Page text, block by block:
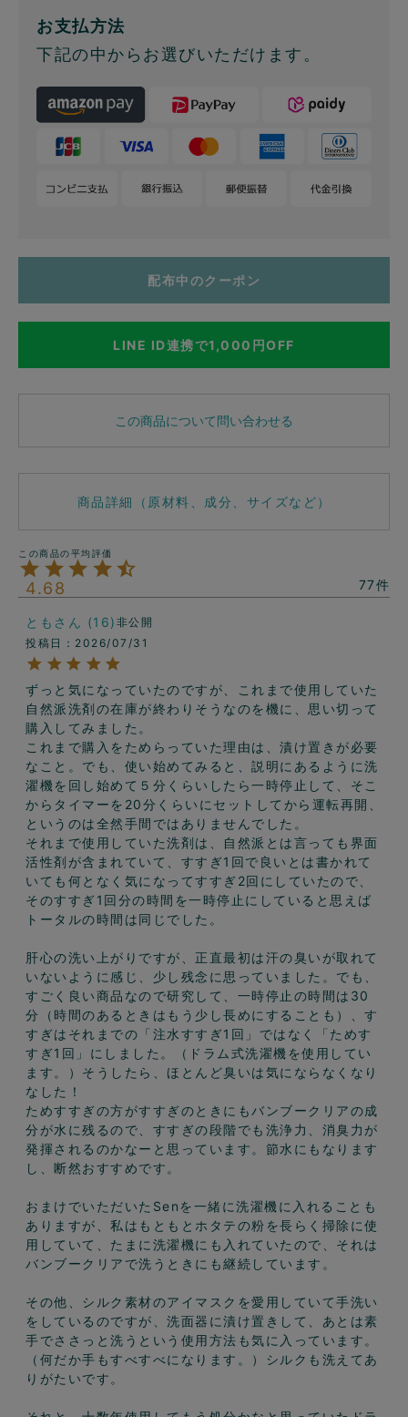
お支払方法
下記の中からお選びいただけます。
配布中のクーポン
LINE ID連携で1,000円OFF
この商品について問い合わせる
商品詳細（原材料、成分、サイズなど）
4.68 77
とも 16 非公開
投稿日
2026/07/31
ずっと気になっていたのですが、これまで使用していた
自然派洗剤の在庫が終わりそうなのを機に、思い切って
購入してみました。
これまで購入をためらっていた理由は、漬け置きが必要
なこと。でも、使い始めてみると、説明にあるように洗
濯機を回し始めて５分くらいしたら一時停止して、そこ
からタイマーを20分くらいにセットしてから運転再開、
というのは全然手間ではありませんでした。
それまで使用していた洗剤は、自然派とは言っても界面
活性剤が含まれていて、すすぎ1回で良いとは書かれて
いても何となく気になってすすぎ2回にしていたので、
そのすすぎ1回分の時間を一時停止にしていると思えば
トータルの時間は同じでした。
肝心の洗い上がりですが、正直最初は汗の臭いが取れて
いないように感じ、少し残念に思っていました。でも、
すごく良い商品なので研究して、一時停止の時間は30
分（時間のあるときはもう少し長めにすることも）、す
すぎはそれまでの「注水すすぎ1回」ではなく「ためす
すぎ1回」にしました。（ドラム式洗濯機を使用してい
ます。）そうしたら、ほとんど臭いは気にならなくなり
なした！
ためすすぎの方がすすぎのときにもバンブークリアの成
分が水に残るので、すすぎの段階でも洗浄力、消臭力が
発揮されるのかなーと思っています。節水にもなります
し、断然おすすめです。
おまけでいただいたSenを一緒に洗濯機に入れることも
ありますが、私はもともとホタテの粉を長らく掃除に使
用していて、たまに洗濯機にも入れていたので、それは
バンブークリアで洗うときにも継続しています。
その他、シルク素材のアイマスクを愛用していて手洗い
をしているのですが、洗面器に漬け置きして、あとは素
手でささっと洗うという使用方法も気に入っています。
（何だか手もすべすべになります。）シルクも洗えてあ
りがたいです。